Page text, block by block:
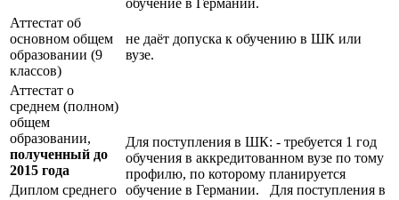
обучение в Германии.
Аттестат об
основном общем
образовании (9
классов)
не даёт допуска к обучению в ШК или
вузе.
Аттестат о
среднем (полном)
общем
образовании,
полученный до
2015 года
Для поступления в ШК: - требуется 1 год
обучения в аккредитованном вузе по тому
профилю, по которому планируется
обучение в Германии. Для поступления в
Диплом среднего